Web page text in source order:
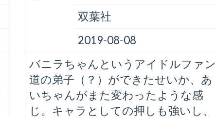
双葉社
2019-08-08
バニラちゃんというアイドルファン
道の弟子（？）ができたせいか、あ
いちゃんがまた変わったような感
じ。キャラとしての押しも強いし、